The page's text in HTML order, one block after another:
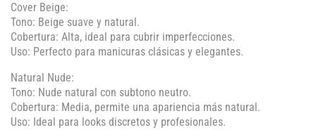
Cover Beige:
Tono: Beige suave y natural.
Cobertura: Alta, ideal para cubrir imperfecciones.
Uso: Perfecto para manicuras clásicas y elegantes.
Natural Nude:
Tono: Nude natural con subtono neutro.
Cobertura: Media, permite una apariencia más natural.
Uso: Ideal para looks discretos y profesionales.